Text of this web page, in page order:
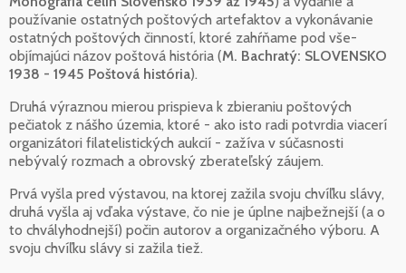
používanie ostatných poštových artefaktov a vykonávanie
ostatných poštových činností, ktoré zahŕňame pod vše-
objímajúci názov poštová história (M. Bachratý: SLOVENSKO
1938 - 1945 Poštová história).
Druhá výraznou mierou prispieva k zbieraniu poštových
pečiatok z nášho územia, ktoré - ako isto radi potvrdia viacerí
organizátori filatelistických aukcií - zažíva v súčasnosti
nebývalý rozmach a obrovský zberateľský záujem.
Prvá vyšla pred výstavou, na ktorej zažila svoju chvíľku slávy,
druhá vyšla aj vďaka výstave, čo nie je úplne najbežnejší (a o
to chvályhodnejší) počin autorov a organizačného výboru. A
svoju chvíľku slávy si zažila tiež.